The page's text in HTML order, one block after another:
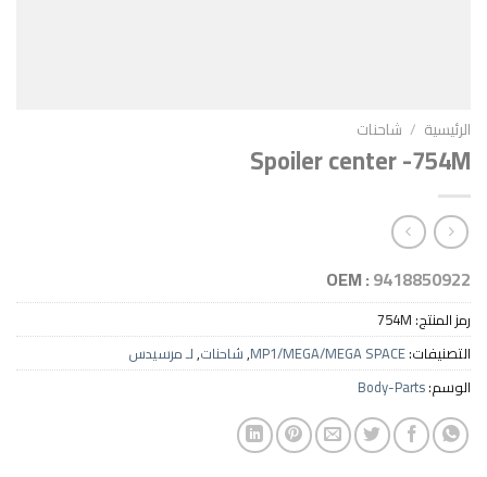
شاحنات
Spoiler
OEM :
MP1/MEGA/MEGA
,شاحنات,لـ مرسيدس
Body-